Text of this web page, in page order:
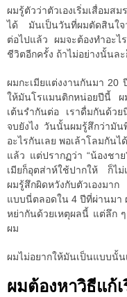
ผมรู้ตัวว่าตัวเองเริ่มเสื่อม
ได้ มันเป็นวันที่ผมตัดสินใจว่
ต่อไปแล้ว ผมจะต้องทำอะไ
ชีวิตอีกครั้ง ถ้าไม่อย่างนั้นล
ผมกะเมียแต่งงานกันมา 20
ให้มันโรแมนติกหน่อยปีนี้ ผ
เต้นรำกันต่อ เราดื่มกันด้ว
จบยังไง วันนั้นผมรู้สึกว่ามั
อะไรกันเลย พอเล้าโลมกันไ
แล้ว แต่ปรากฏว่า “น้องชา
เมียก็อุตส่าห์ใช้ปากให้ ก็ไ
ผมรู้สึกผิดหวังกับตัวเองม
แบบนี่ตลอดใน 4 ปีที่ผ่านมา
หย่ากันด้วยเหตุผลนี้ แต่ลึก
ผม
ผมไม่อยากให้มันเป็นแบบนั้
ผมต้องหาวิธีแก้